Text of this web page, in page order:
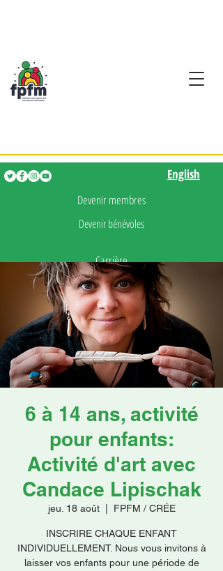
Devenir membres
Devenir bénévoles
Carrière
Presse
Faire un don
English
6 à 14 ans, activité
pour enfants:
Activité d'art avec
Candace Lipischak
jeu. 18 août
  |
FPFM / CRÉE
INSCRIRE CHAQUE ENFANT
INDIVIDUELLEMENT. Nous vous invitons à
laisser vos enfants pour une période de